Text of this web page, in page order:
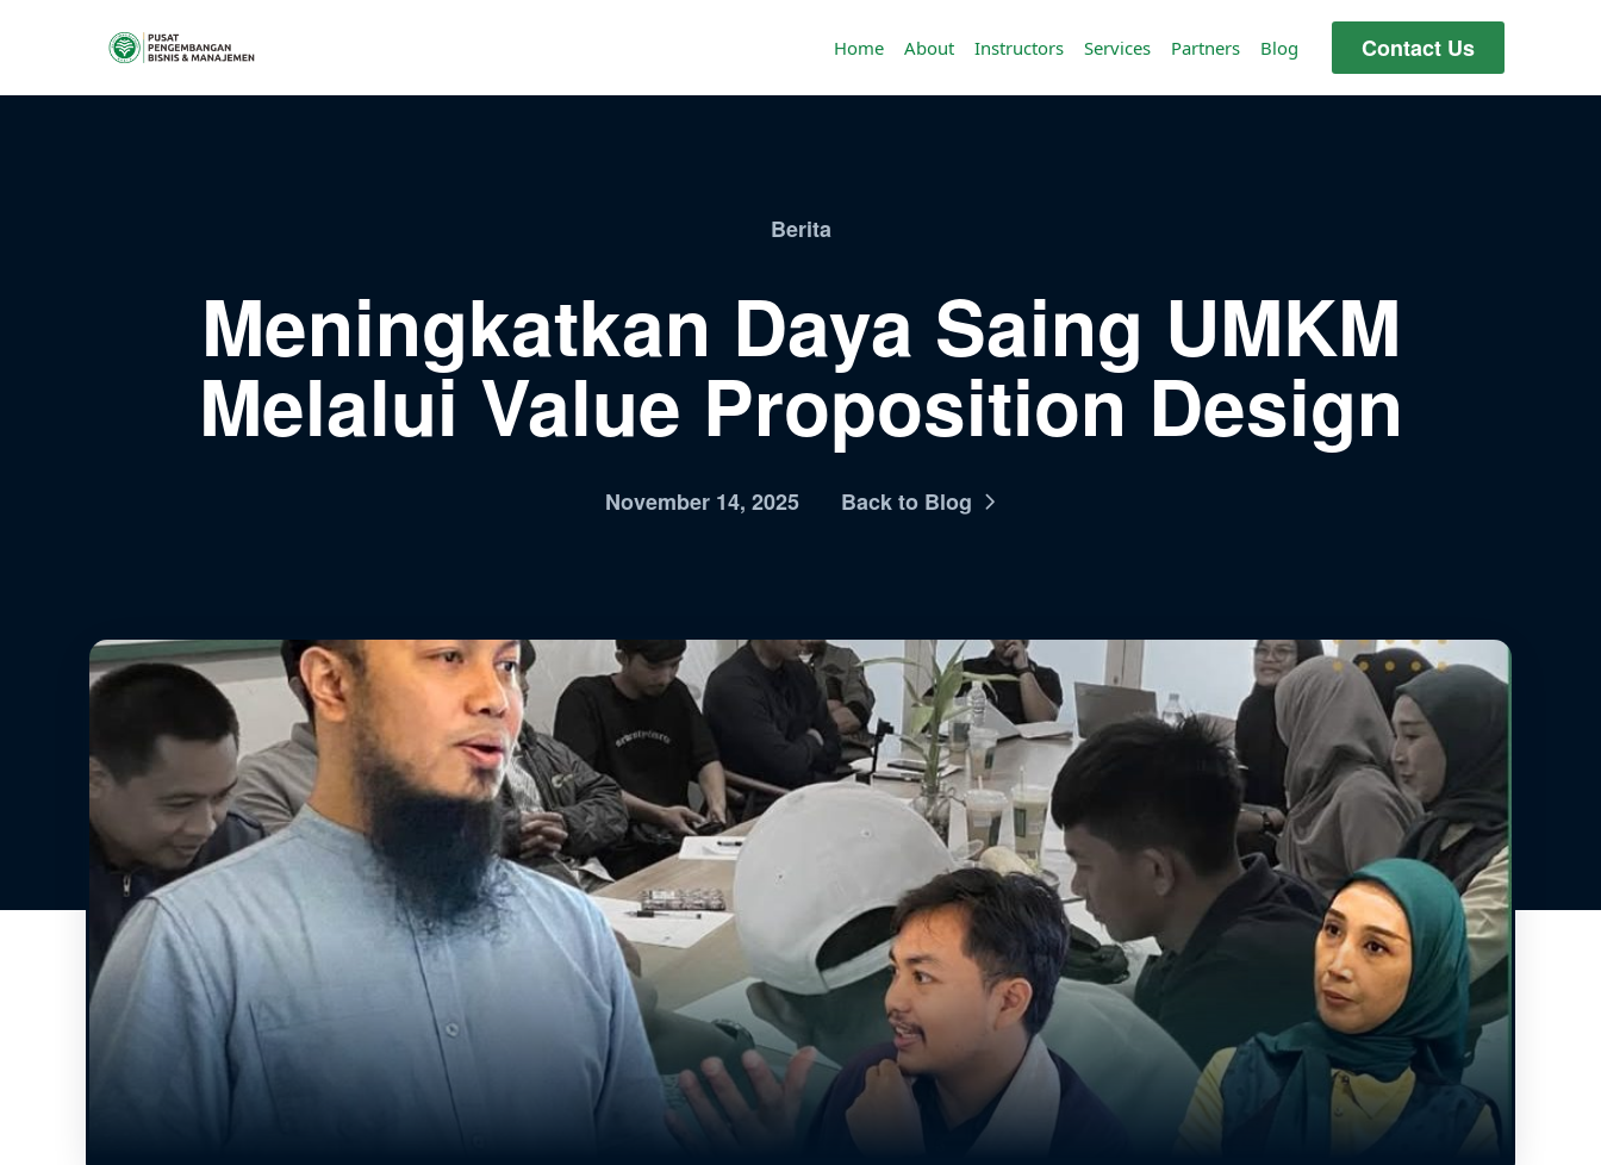
Home About Instructors Services Partners Blog Contact Us
Berita
Meningkatkan Daya Saing UMKM
Melalui Value Proposition Design
November 14, 2025 Back to Blog